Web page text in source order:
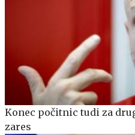
Konec počitnic tudi za
zares